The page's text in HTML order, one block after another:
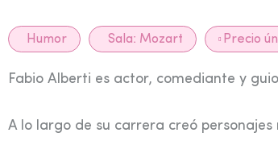
Humor Sala: Mozart Precio
Fabio Alberti es actor, comediante y
A lo largo de su carrera creó